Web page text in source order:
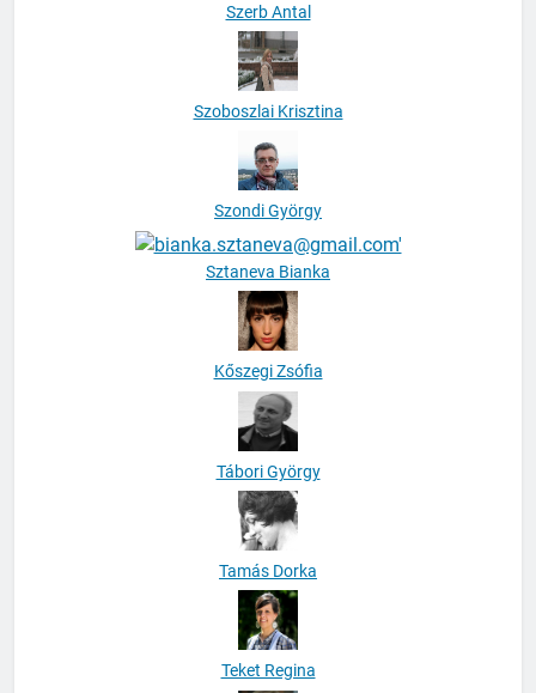
Szerb Antal
Szoboszlai Krisztina
Szondi György
Sztaneva Bianka
Kőszegi Zsófia
Tábori György
Tamás Dorka
Teket Regina